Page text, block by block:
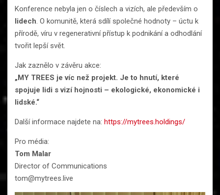
Konference nebyla jen o číslech a vizích, ale především o
lidech. O komunitě, která sdílí společné hodnoty – úctu k
přírodě, víru v regenerativní přístup k podnikání a odhodlání
tvořit lepší svět.
Jak zaznělo v závěru akce:
„MY TREES je víc než projekt. Je to hnutí, které
spojuje lidi s vizí hojnosti – ekologické, ekonomické i
lidské.“
Další informace najdete na: https://mytrees.holdings/
Pro média:
Tom Malar
Director of Communications
tom@mytrees.live